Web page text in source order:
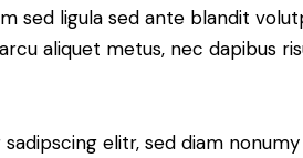
sed ligula sed ante blandit
aliquet metus, nec dapibus
elitr, sed diam